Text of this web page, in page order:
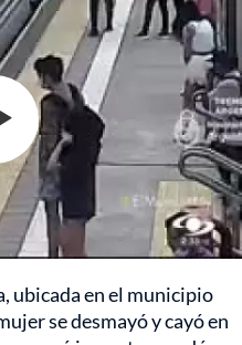
ubicada en el municipio
se desmayó y cayó en